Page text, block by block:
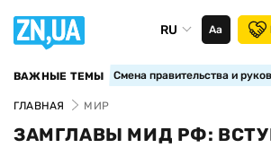
RU Аа
ВАЖНЫЕ ТЕМЫ Смена правительства и
ГЛАВНАЯ МИР
ЗАМГЛАВЫ МИД РФ: